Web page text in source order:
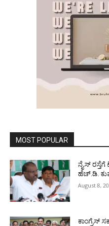
MOST POPULAR
ನೈಸ್
ಹೆಚ್.ಡಿ.
August 8,
ಕಾಂಗ್ರೆಸ್